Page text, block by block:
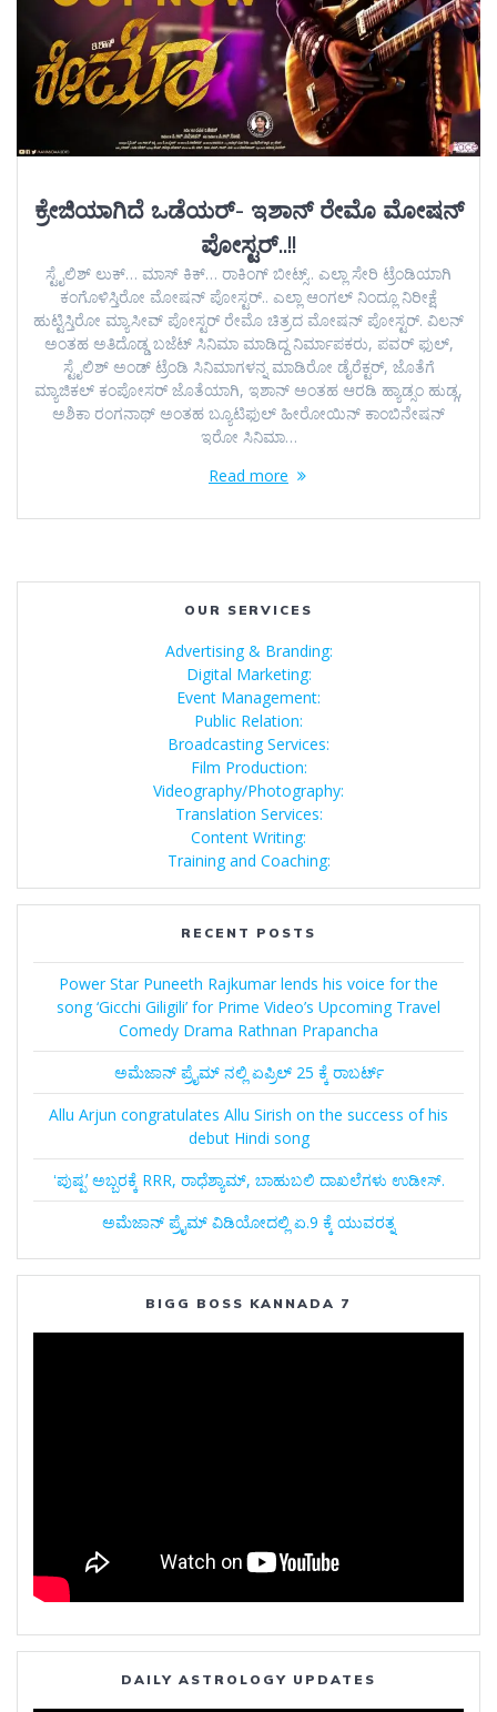
ಕ್ರೇಜಿಯಾಗಿದೆ ಒಡೆಯರ್- ಇಶಾನ್ ರೇಮೊ ಮೋಷನ್
ಪೋಸ್ಟರ್..!!
ಸ್ಟೈಲಿಶ್ ಲುಕ್… ಮಾಸ್ ಕಿಕ್… ರಾಕಿಂಗ್ ಬೀಟ್ಸ್.. ಎಲ್ಲಾ ಸೇರಿ ಟ್ರೆಂಡಿಯಾಗಿ
ಕಂಗೊಳಿಸ್ತಿರೋ ಮೋಷನ್ ಪೋಸ್ಟರ್.. ಎಲ್ಲಾ ಆಂಗಲ್ ನಿಂದ್ಲೂ ನಿರೀಕ್ಷೆ
ಹುಟ್ಟಿಸ್ತಿರೋ ಮ್ಯಾಸೀವ್ ಪೋಸ್ಟರ್ ರೇಮೊ ಚಿತ್ರದ ಮೋಷನ್ ಪೋಸ್ಟರ್. ವಿಲನ್
ಅಂತಹ ಅತಿದೊಡ್ಡ ಬಜೆಟ್ ಸಿನಿಮಾ ಮಾಡಿದ್ದ ನಿರ್ಮಾಪಕರು, ಪವರ್ ಫುಲ್,
ಸ್ಟೈಲಿಶ್ ಅಂಡ್ ಟ್ರೆಂಡಿ ಸಿನಿಮಾಗಳನ್ನ ಮಾಡಿರೋ ಡೈರೆಕ್ಟರ್, ಜೊತೆಗೆ
ಮ್ಯಾಜಿಕಲ್ ಕಂಪೋಸರ್ ಜೊತೆಯಾಗಿ, ಇಶಾನ್ ಅಂತಹ ಆರಡಿ ಹ್ಯಾಡ್ಸಂ ಹುಡ್ಗ,
ಅಶಿಕಾ ರಂಗನಾಥ್ ಅಂತಹ ಬ್ಯೂಟಿಫುಲ್ ಹೀರೋಯಿನ್ ಕಾಂಬಿನೇಷನ್
ಇರೋ ಸಿನಿಮಾ…
Read more
OUR SERVICES
Advertising & Branding:
Digital Marketing:
Event Management:
Public Relation:
Broadcasting Services:
Film Production:
Videography/Photography:
Translation Services:
Content Writing:
Training and Coaching:
RECENT POSTS
Power Star Puneeth Rajkumar lends his voice for the
song ‘Gicchi Giligili’ for Prime Video’s Upcoming Travel
Comedy Drama Rathnan Prapancha
ಅಮೆಜಾನ್‌ ಪ್ರೈಮ್‌ ನಲ್ಲಿ ಏಪ್ರಿಲ್‌ 25 ಕ್ಕೆ ರಾಬರ್ಟ್‌
Allu Arjun congratulates Allu Sirish on the success of his
debut Hindi song
ʻಪುಷ್ಪʼ ಅಬ್ಬರಕ್ಕೆ RRR, ರಾಧೆಶ್ಯಾಮ್, ಬಾಹುಬಲಿ ದಾಖಲೆಗಳು ಉಡೀಸ್.
ಅಮೆಜಾನ್‌ ಪ್ರೈಮ್‌ ವಿಡಿಯೋದಲ್ಲಿ ಏ.9 ಕ್ಕೆ ಯುವರತ್ನ
BIGG BOSS KANNADA 7
DAILY ASTROLOGY UPDATES